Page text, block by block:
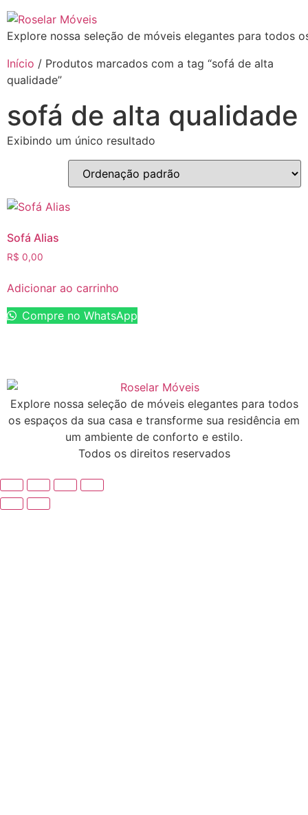
Explore nossa seleção de móveis elegantes para todos
Início / Produtos marcados com a tag “sofá de alta
qualidade”
sofá de alta qualidade
Exibindo um único resultado
Sofá Alias
R$ 0,00
Adicionar ao carrinho
Compre no WhatsApp
Explore nossa seleção de móveis elegantes para todos
os espaços da sua casa e transforme sua residência em
um ambiente de conforto e estilo.
Todos os direitos reservados